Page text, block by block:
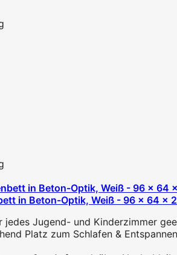
in Beton-Optik, Weiß - 96 x 64 x
Jugend- und Kinderzimmer
Platz zum Schlafen &